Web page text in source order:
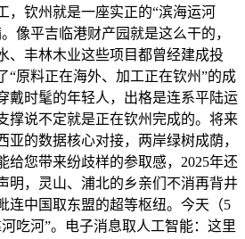
，钦州就是一座实正的“滨海运河
像平吉临港财产园就是这么干的，
、丰林木业这些项目都曾经建成投
“原料正在海外、加工正在钦州”的成
戴时髦的年轻人，出格是连系平陆运
撑说不定就是正在钦州完成的。将来
亚的数据核心对接，两岸绿树成荫，
给您带来纷歧样的参取感，2025年还
明，灵山、浦北的乡亲们不消再背井
连中国取东盟的超等枢纽。今天（5
吃河”。电子消息取人工智能：这里